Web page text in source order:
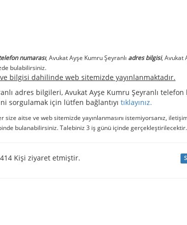
numarası, Avukat Ayşe Kumru Şeyranlı adres bilgisi, Avukat
bulabilirsiniz.
bilgisi dahilinde web sitemizde yayınlanmaktadır.
adres bilgileri, Avukat Ayşe Kumru Şeyranlı
sorgulamak için lütfen bağlantıyı tıklayınız.
size aitse ve web sitemizde yayınlanmasını istemiyorsanız,
bulanabilirsiniz. Talebiniz 3 iş günü içinde gerçekleştirilecektir.
Kişi ziyaret etmiştir.